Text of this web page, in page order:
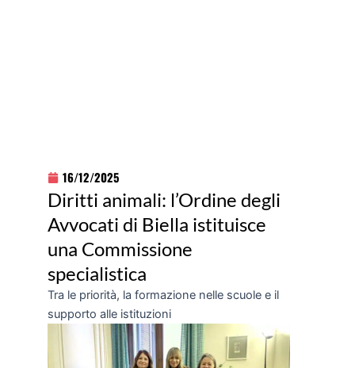
16/12/2025
Diritti animali: l’Ordine degli
Avvocati di Biella istituisce
una Commissione
specialistica
Tra le priorità, la formazione nelle scuole e il
supporto alle istituzioni